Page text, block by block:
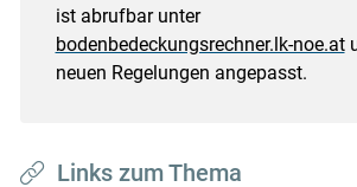
ist abrufbar unter
bodenbedeckungsrechner.lk-noe.at
neuen Regelungen angepasst.
Links zum Thema